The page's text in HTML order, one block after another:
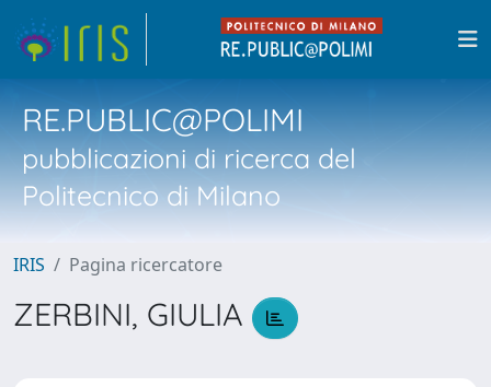
RE.PUBLIC@POLIMI
pubblicazioni di ricerca del
Politecnico di Milano
IRIS Pagina ricercatore
ZERBINI, GIULIA